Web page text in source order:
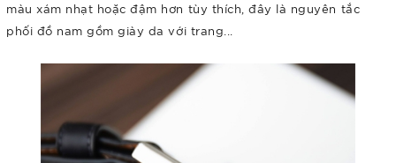
màu xám nhạt hoặc đậm hơn tùy thích, đây là nguyên tắc
phối đồ nam gồm giày da với trang...